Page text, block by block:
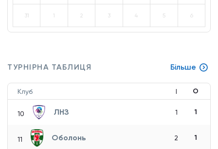
31 1 2 3 4 5 6
ТУРНІРНА ТАБЛИЦЯ Більше
Клуб І О
10 ЛНЗ 1 1
11 Оболонь 2 1